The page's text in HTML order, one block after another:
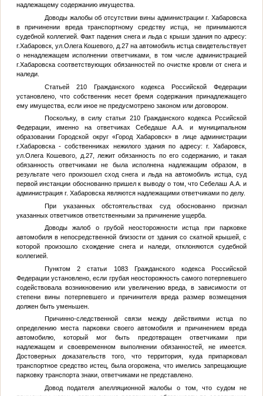
надлежащему содержанию имущества.
Доводы жалобы об отсутствии вины администрации г. Хабаровска
в причинении вреда транспортному средству истца, не принимаются
судебной коллегией. Факт падения снега и льда с крыши здания по адресу:
г.Хабаровск, ул.Олега Кошевого, д.27 на автомобиль истца свидетельствует
о ненадлежащем исполнении ответчиками, в том числе администрацией
г.Хабаровска соответствующих обязанностей по очистке кровли от снега и
наледи.
Статьей 210 Гражданского кодекса Российской Федерации
установлено, что собственник несет бремя содержания принадлежащего
ему имущества, если иное не предусмотрено законом или договором.
Поскольку, в силу статьи 210 Гражданского кодекса Рссийской
Федерации, именно на ответчиках Себедаше А.А. и муниципальном
образовании Городской округ «Город Хабаровск» в лице администрации
г.Хабаровска - собственниках нежилого здания по адресу: г. Хабаровск,
ул.Олега Кошевого, д.27, лежит обязанность по его содержанию, и такая
обязанность ответчиками не была исполнена надлежащим образом, в
результате чего произошел сход снега и льда на автомобиль истца, суд
первой инстанции обоснованно пришел к выводу о том, что Себелаш А.А. и
администрация г. Хабаровска являются надлежащими ответчиками по делу.
При указанных обстоятельствах суд обоснованно признал
указанных ответчиков ответственными за причинение ущерба.
Доводы жалоб о грубой неосторожности истца при парковке
автомобиля в непосредственной близости от здания со скатной крышей, с
которой произошло схождение снега и наледи, отклоняются судебной
коллегией.
Пунктом 2 статьи 1083 Гражданского кодекса Российской
Федерации установлено, если грубая неосторожность самого потерпевшего
содействовала возникновению или увеличению вреда, в зависимости от
степени вины потерпевшего и причинителя вреда размер возмещения
должен быть уменьшен.
Причинно-следственной связи между действиями истца по
определению места парковки своего автомобиля и причинением вреда
автомобилю, который мог быть предотвращен ответчиками при
надлежащем и своевременном выполнении обязанностей, не имеется.
Достоверных доказательств того, что территория, куда припарковал
транспортное средство истец, была огорожена, что имелись запрещающие
парковку транспорта знаки, ответчиками не представлено.
Довод подателя апелляционной жалобы о том, что судом не